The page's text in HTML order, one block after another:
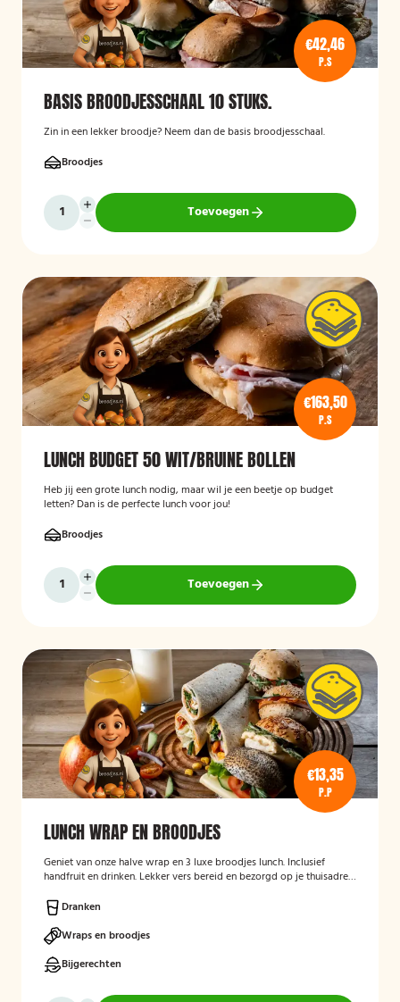
€42,46
P.S
BASIS BROODJESSCHAAL 10 STUKS.
Zin in een lekker broodje? Neem dan de basis broodjesschaal.
Broodjes
Toevoegen
€163,50
P.S
LUNCH BUDGET 50 WIT/BRUINE BOLLEN
Heb jij een grote lunch nodig, maar wil je een beetje op budget
letten? Dan is de perfecte lunch voor jou!
Broodjes
Toevoegen
€13,35
P.P
LUNCH WRAP EN BROODJES
Geniet van onze halve wrap en 3 luxe broodjes lunch. Inclusief
handfruit en drinken. Lekker vers bereid en bezorgd op je thuisadres
Dranken
Wraps en broodjes
Bijgerechten